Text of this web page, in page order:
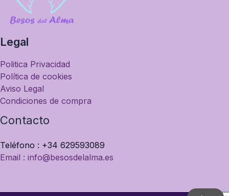
Legal
Politica Privacidad
Política de cookies
Aviso Legal
Condiciones de compra
Contacto
Teléfono : +34 629593089
Email : info@besosdelalma.es